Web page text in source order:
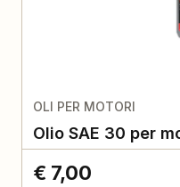
OLI PER MOTORI
Olio SAE 30 per
€ 7,00